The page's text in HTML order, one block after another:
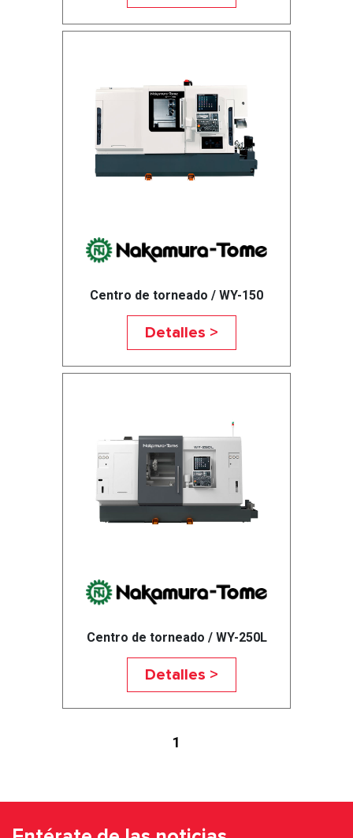
Centro de torneado / WY-150
Detalles >
Centro de torneado / WY-250L
Detalles >
1